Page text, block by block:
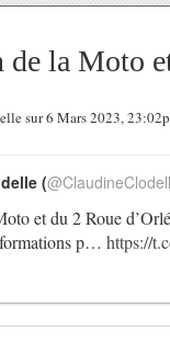
la Moto
sur 6 Mars 2023,
et du 2 Roue
p… https://
(@ClaudineClodell